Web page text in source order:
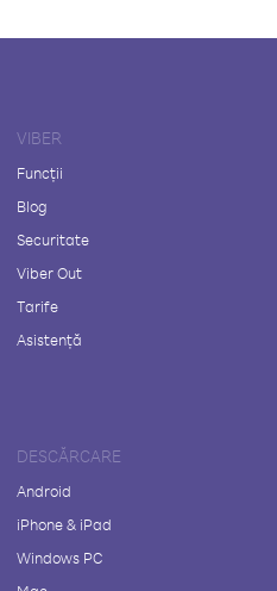
VIBER
Funcții
Blog
Securitate
Viber Out
Tarife
Asistență
DESCĂRCARE
Android
iPhone & iPad
Windows PC